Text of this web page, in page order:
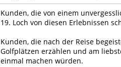
Kunden, die von einem
19. Loch von diesen Erlebnissen
Kunden, die nach der Reise
Golfplätzen erzählen und am
einmal machen würden.